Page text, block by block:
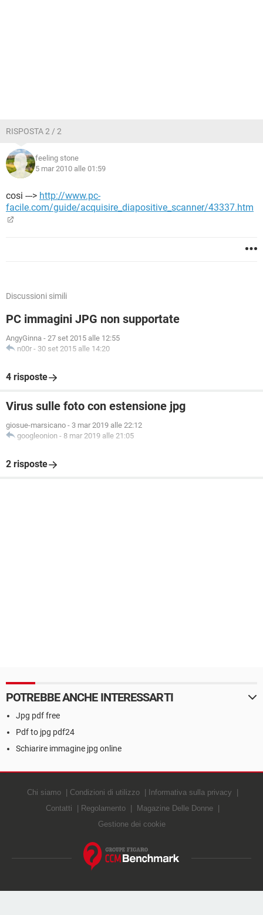
RISPOSTA 2 / 2
feeling stone
5 mar 2010 alle 01:59
cosi ---> http://www.pc-
facile.com/guide/acquisire_diapositive_scanner/43337.htm
Discussioni simili
PC immagini JPG non supportate
AngyGinna - 27 set 2015 alle 12:55
n00r - 30 set 2015 alle 14:20
4 risposte
Virus sulle foto con estensione jpg
giosue-marsicano - 3 mar 2019 alle 22:12
googleonion - 8 mar 2019 alle 21:05
2 risposte
POTREBBE ANCHE INTERESSARTI
Jpg pdf free
Pdf to jpg pdf24
Schiarire immagine jpg online
Chi siamo Condizioni di utilizzo
Informativa sulla privacy
Contatti
Regolamento
Magazine Delle Donne
Gestione dei cookie